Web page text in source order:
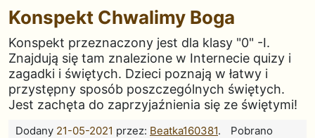
Konspekt Chwalimy Boga
Konspekt przeznaczony jest dla klasy "0" -I.
Znajdują się tam znalezione w Internecie quizy i
zagadki i świętych. Dzieci poznają w łatwy i
przystępny sposób poszczególnych świętych.
Jest zachęta do zaprzyjaźnienia się ze świętymi!
Dodany 21-05-2021 przez: Beatka160381. Pobrano